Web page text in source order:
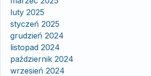
luty 2025
styczeń 2025
grudzień 2024
listopad 2024
październik 2024
wrzesień 2024